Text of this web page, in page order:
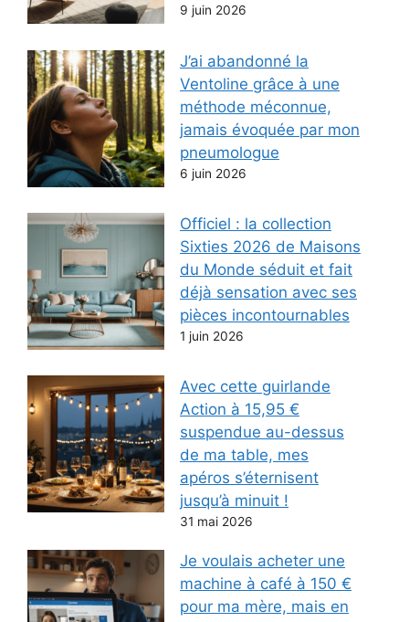
9 juin 2026
J’ai abandonné la
Ventoline grâce à une
méthode méconnue,
jamais évoquée par mon
pneumologue
6 juin 2026
Officiel : la collection
Sixties 2026 de Maisons
du Monde séduit et fait
déjà sensation avec ses
pièces incontournables
1 juin 2026
Avec cette guirlande
Action à 15,95 €
suspendue au-dessus
de ma table, mes
apéros s’éternisent
jusqu’à minuit !
31 mai 2026
Je voulais acheter une
machine à café à 150 €
pour ma mère, mais en